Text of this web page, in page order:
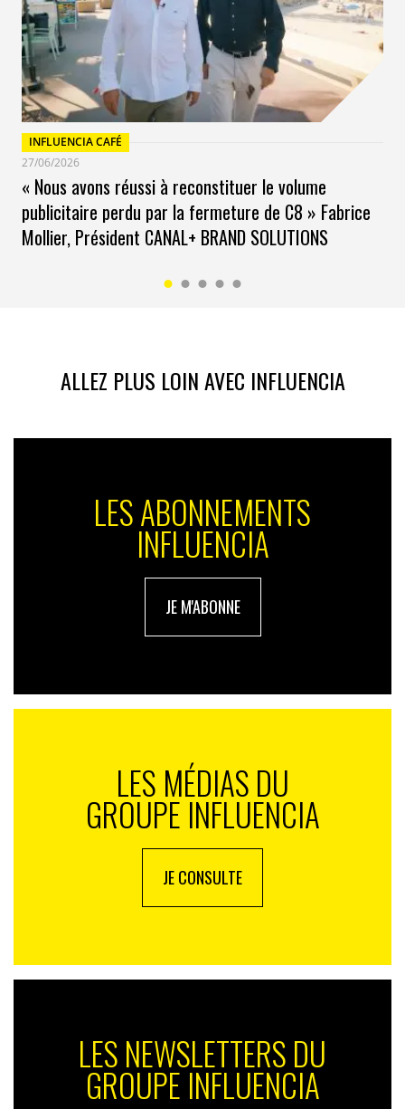
INFLUENCIA CAFÉ
27/06/2026
« Nous avons réussi à reconstituer le volume
publicitaire perdu par la fermeture de C8 » Fabrice
Mollier, Président CANAL+ BRAND SOLUTIONS
ALLEZ PLUS LOIN AVEC INFLUENCIA
LES ABONNEMENTS
INFLUENCIA
JE M'ABONNE
LES MÉDIAS DU
GROUPE INFLUENCIA
JE CONSULTE
LES NEWSLETTERS DU
GROUPE INFLUENCIA